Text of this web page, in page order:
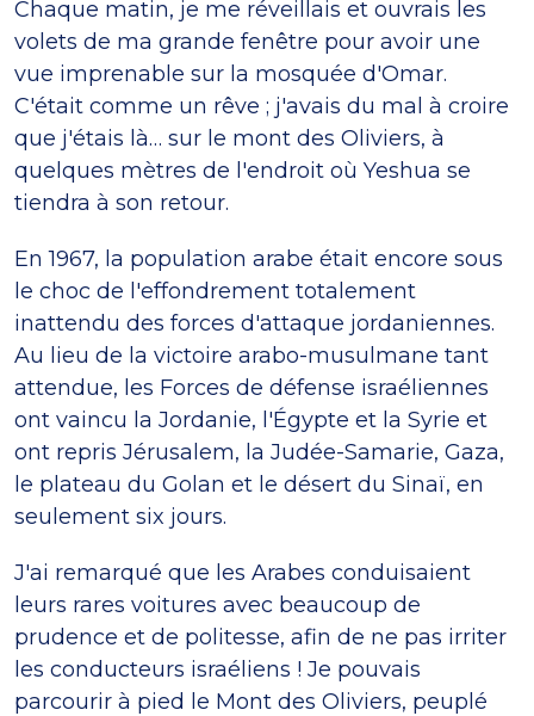
Chaque matin, je me réveillais et ouvrais les
volets de ma grande fenêtre pour avoir une
vue imprenable sur la mosquée d'Omar.
C'était comme un rêve ; j'avais du mal à croire
que j'étais là… sur le mont des Oliviers, à
quelques mètres de l'endroit où Yeshua se
tiendra à son retour.
En 1967, la population arabe était encore sous
le choc de l'effondrement totalement
inattendu des forces d'attaque jordaniennes.
Au lieu de la victoire arabo-musulmane tant
attendue, les Forces de défense israéliennes
ont vaincu la Jordanie, l'Égypte et la Syrie et
ont repris Jérusalem, la Judée-Samarie, Gaza,
le plateau du Golan et le désert du Sinaï, en
seulement six jours.
J'ai remarqué que les Arabes conduisaient
leurs rares voitures avec beaucoup de
prudence et de politesse, afin de ne pas irriter
les conducteurs israéliens ! Je pouvais
parcourir à pied le Mont des Oliviers, peuplé